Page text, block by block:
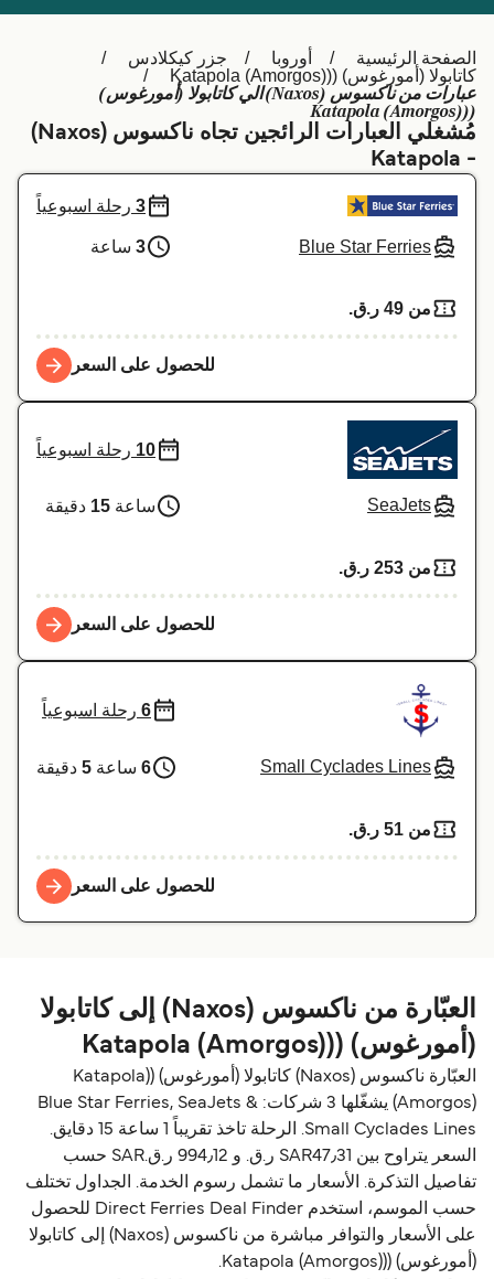
België (NL)
Ελλάδα
Belgique (FR)
Polska
Deutschland
Schweiz (DE)
Norge
Україна
Indonesia
Maroc (FR)
الصفحة الرئيسية أوروبا
جزر كيكلادس
كاتابولا (أمورغوس) ((Katapola (Amorgos)
عبارات من ناكسوس (Naxos) الي كاتابولا (أمورغوس)
((Katapola (Amorgos)
مُشغلي العبارات الرائجين تجاه ناكسوس (Naxos)
- Katapola
Blue Star Ferries
3 رحلة اسبوعياً
3 ساعة
من 49 ر.ق.‏
للحصول على السعر
SeaJets
10 رحلة اسبوعياً
ساعة 15 دقيقة
من 253 ر.ق.‏
للحصول على السعر
Small Cyclades Lines
6 رحلة اسبوعياً
6 ساعة 5 دقيقة
من 51 ر.ق.‏
للحصول على السعر
العبّارة من ناكسوس (Naxos) إلى كاتابولا
(أمورغوس) ((Katapola (Amorgos)
العبّارة ناكسوس (Naxos) كاتابولا (أمورغوس) ((Katapola
(Amorgos) يشغّلها 3 شركات: Blue Star Ferries, SeaJets &
Small Cyclades Lines. الرحلة تاخذ تقريباً 1 ساعة 15 دقايق.
السعر يتراوح بين SAR47٫31 ر.ق.‏ و 994٫12 ر.ق.‏SAR حسب
تفاصيل التذكرة. الأسعار ما تشمل رسوم الخدمة. الجداول تختلف
حسب الموسم، استخدم Direct Ferries Deal Finder للحصول
على الأسعار والتوافر مباشرة من ناكسوس (Naxos) إلى كاتابولا
(أمورغوس) ((Katapola (Amorgos).